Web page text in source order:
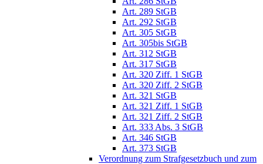
Art. 289 StGB
Art. 292 StGB
Art. 305 StGB
Art. 305bis StGB
Art. 312 StGB
Art. 317 StGB
Art. 320 Ziff. 1 StGB
Art. 320 Ziff. 2 StGB
Art. 321 StGB
Art. 321 Ziff. 1 StGB
Art. 321 Ziff. 2 StGB
Art. 333 Abs. 3 StGB
Art. 346 StGB
Art. 373 StGB
Verordnung zum Strafgesetzbuch und zum